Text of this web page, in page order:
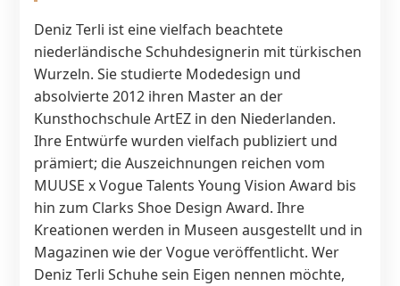
Deniz Terli ist eine vielfach beachtete
niederländische Schuhdesignerin mit türkischen
Wurzeln. Sie studierte Modedesign und
absolvierte 2012 ihren Master an der
Kunsthochschule ArtEZ in den Niederlanden.
Ihre Entwürfe wurden vielfach publiziert und
prämiert; die Auszeichnungen reichen vom
MUUSE x Vogue Talents Young Vision Award bis
hin zum Clarks Shoe Design Award. Ihre
Kreationen werden in Museen ausgestellt und in
Magazinen wie der Vogue veröffentlicht. Wer
Deniz Terli Schuhe sein Eigen nennen möchte,